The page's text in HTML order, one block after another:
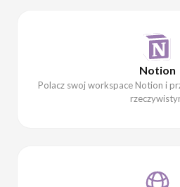
Notion
Polacz swoj workspace Notion i
rzeczywistym
Wyszukiwanie